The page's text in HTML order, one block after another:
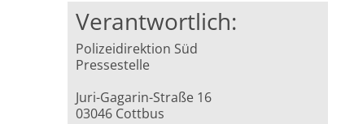
Verantwortlich:
Polizeidirektion Süd
Pressestelle
Juri-Gagarin-Straße 16
03046 Cottbus